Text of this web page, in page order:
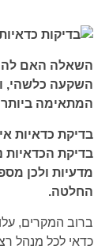
השאלה האם
השקעה כלשהי,
המתאימה ביותר
בדיקת כדאיות
בדיקת הכדאיות
מדעיות ולכן
החלטה.
ברוב המקרים,
כדאי לכל מנהל